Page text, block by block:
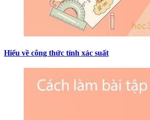
Hiểu về công thức tính xác suất